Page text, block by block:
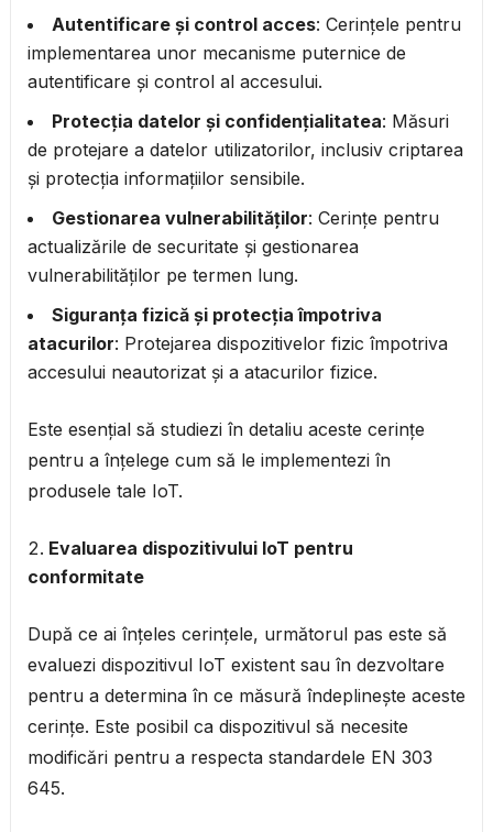
Autentificare și control acces: Cerințele pentru
implementarea unor mecanisme puternice de
autentificare și control al accesului.
Protecția datelor și confidențialitatea: Măsuri
de protejare a datelor utilizatorilor, inclusiv criptarea
și protecția informațiilor sensibile.
Gestionarea vulnerabilităților: Cerințe pentru
actualizările de securitate și gestionarea
vulnerabilităților pe termen lung.
Siguranța fizică și protecția împotriva
atacurilor: Protejarea dispozitivelor fizic împotriva
accesului neautorizat și a atacurilor fizice.
Este esențial să studiezi în detaliu aceste cerințe
pentru a înțelege cum să le implementezi în
produsele tale IoT.
Evaluarea dispozitivului IoT pentru
conformitate
După ce ai înțeles cerințele, următorul pas este să
evaluezi dispozitivul IoT existent sau în dezvoltare
pentru a determina în ce măsură îndeplinește aceste
cerințe. Este posibil ca dispozitivul să necesite
modificări pentru a respecta standardele EN 303
645.